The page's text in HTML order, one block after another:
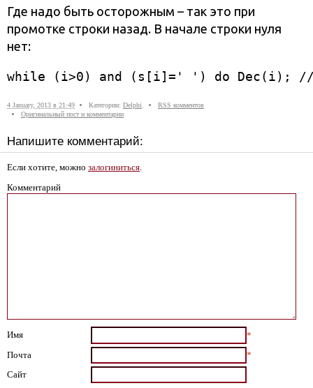
Где надо быть осторожным – так это при
промотке строки назад. В начале строки нуля
нет:
while (i>0) and (s[i]=' ') do Dec(i); //
4 January, 2013 в 21:49 Категории: Delphi
RSS комментов
Оригинальный пост и комментарии
Напишите комментарий:
Если хотите, можно залогиниться.
Комментарий
Имя
*
Почта
*
Сайт